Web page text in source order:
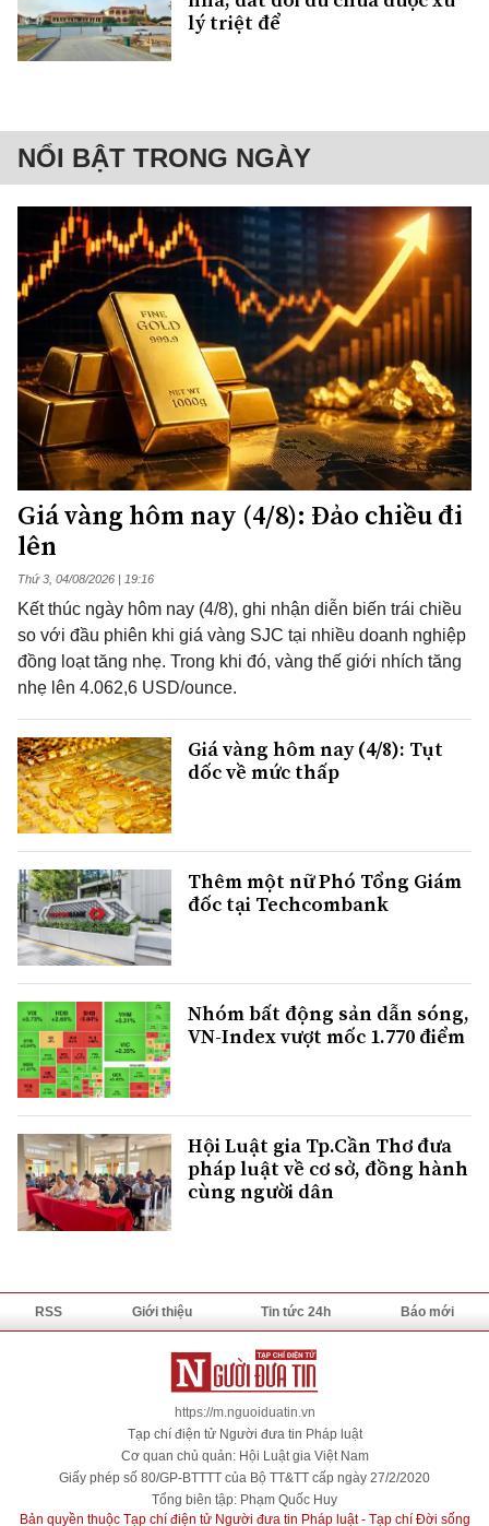
lý triệt để
NỔI BẬT TRONG NGÀY
Giá vàng hôm nay (4/8): Đảo chiều đi
lên
Thứ 3, 04/08/2026 | 19:16
Kết thúc ngày hôm nay (4/8), ghi nhận diễn biến trái chiều
so với đầu phiên khi giá vàng SJC tại nhiều doanh nghiệp
đồng loạt tăng nhẹ. Trong khi đó, vàng thế giới nhích tăng
nhẹ lên 4.062,6 USD/ounce.
Giá vàng hôm nay (4/8): Tụt
dốc về mức thấp
Thêm một nữ Phó Tổng Giám
đốc tại Techcombank
Nhóm bất động sản dẫn sóng,
VN-Index vượt mốc 1.770 điểm
Hội Luật gia Tp.Cần Thơ đưa
pháp luật về cơ sở, đồng hành
cùng người dân
RSS Giới thiệu Tin tức 24h Báo mới
https://m.nguoiduatin.vn
Tạp chí điện tử Người đưa tin Pháp luật
Cơ quan chủ quản: Hội Luật gia Việt Nam
Giấy phép số 80/GP-BTTTT của Bộ TT&TT cấp ngày 27/2/2020
Tổng biên tập: Phạm Quốc Huy
Bản quyền thuộc Tạp chí điện tử Người đưa tin Pháp luật - Tạp chí Đời sống